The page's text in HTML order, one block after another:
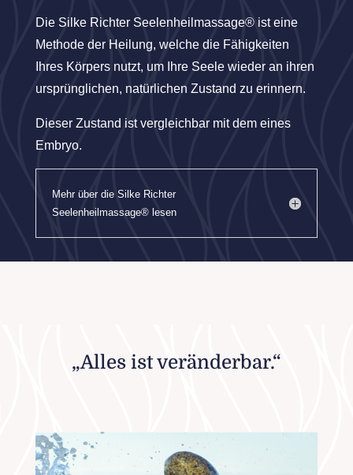
Die Silke Richter Seelenheilmassage® ist eine
Methode der Heilung, welche die Fähigkeiten
Ihres Körpers nutzt, um Ihre Seele wieder an ihren
ursprünglichen, natürlichen Zustand zu erinnern.
Dieser Zustand ist vergleichbar mit dem eines
Embryo.
Mehr über die Silke Richter
Seelenheilmassage® lesen
„Alles ist veränderbar.“